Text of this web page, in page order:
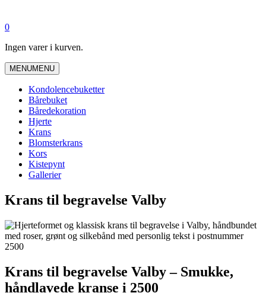
0
Ingen varer i kurven.
MENUMENU
Kondolencebuketter
Bårebuket
Båredekoration
Hjerte
Krans
Blomsterkrans
Kors
Kistepynt
Gallerier
Krans til begravelse Valby
Krans til begravelse Valby – Smukke,
håndlavede kranse i 2500